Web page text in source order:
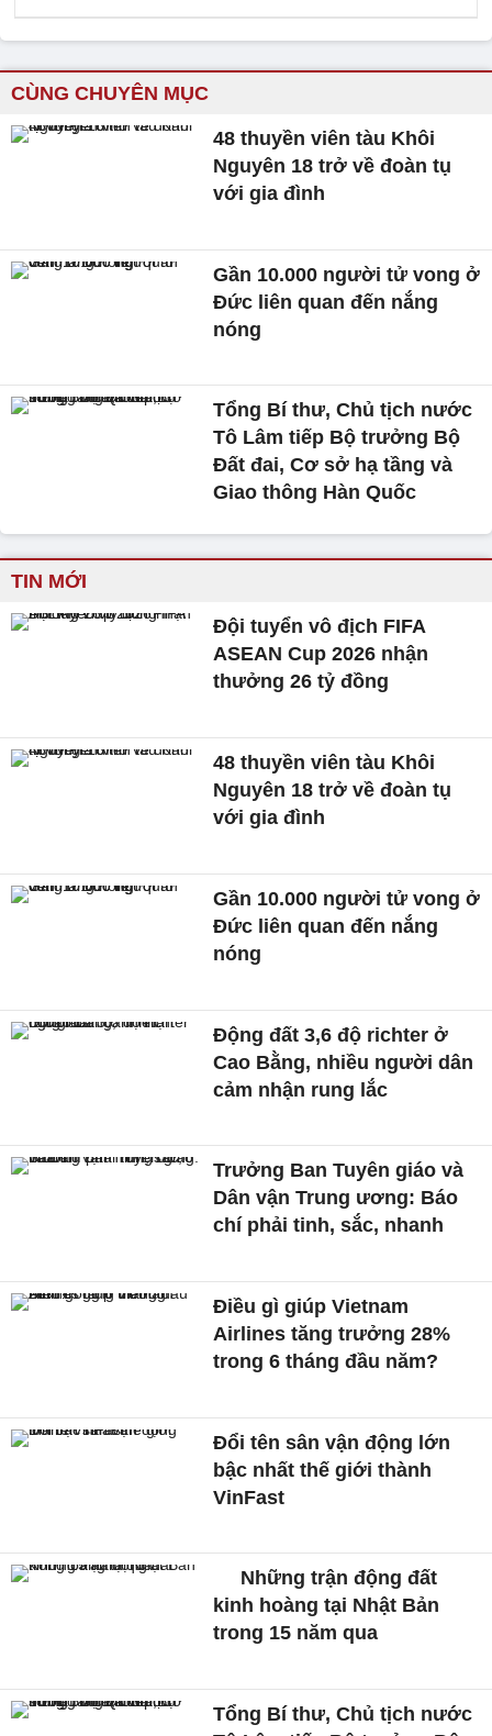
CÙNG CHUYÊN MỤC
48 thuyền viên tàu Khôi
Nguyên 18 trở về đoàn tụ
với gia đình
Gần 10.000 người tử vong ở
Đức liên quan đến nắng
nóng
Tổng Bí thư, Chủ tịch nước
Tô Lâm tiếp Bộ trưởng Bộ
Đất đai, Cơ sở hạ tầng và
Giao thông Hàn Quốc
TIN MỚI
Đội tuyển vô địch FIFA
ASEAN Cup 2026 nhận
thưởng 26 tỷ đồng
48 thuyền viên tàu Khôi
Nguyên 18 trở về đoàn tụ
với gia đình
Gần 10.000 người tử vong ở
Đức liên quan đến nắng
nóng
Động đất 3,6 độ richter ở
Cao Bằng, nhiều người dân
cảm nhận rung lắc
Trưởng Ban Tuyên giáo và
Dân vận Trung ương: Báo
chí phải tinh, sắc, nhanh
Điều gì giúp Vietnam
Airlines tăng trưởng 28%
trong 6 tháng đầu năm?
Đổi tên sân vận động lớn
bậc nhất thế giới thành
VinFast
Những trận động đất
kinh hoàng tại Nhật Bản
trong 15 năm qua
Tổng Bí thư, Chủ tịch nước